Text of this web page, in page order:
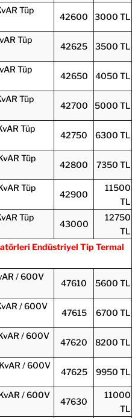
Tüp
42600 3000 TL
Tüp
42625 3500 TL
Tüp
42650 4050 TL
Tüp
42700 5000 TL
Tüp
42750 6300 TL
Tüp
42800 7350 TL
Tüp
42900
11500
TL
Tüp
43000
12750
TL
Endüstriyel Tip Termal
/ 600V
47610 5600 TL
/ 600V
47615 6700 TL
/ 600V
47620 8200 TL
/ 600V
47625 9950 TL
/ 600V
47630
11000
TL